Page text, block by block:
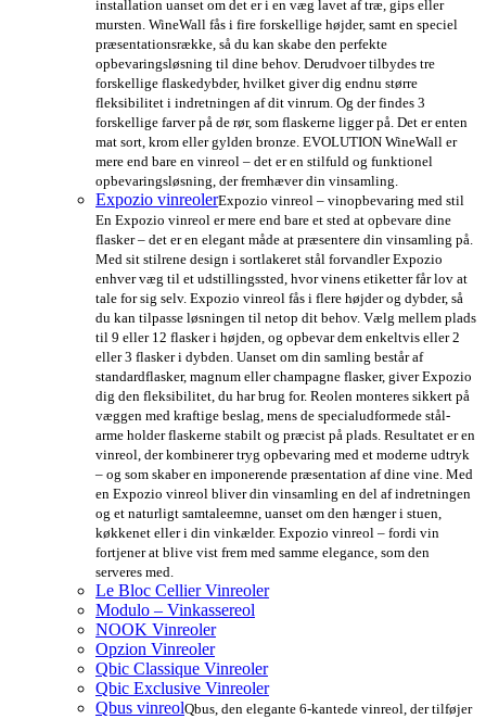
installation uanset om det er i en væg lavet af træ, gips eller
mursten. WineWall fås i fire forskellige højder, samt en speciel
præsentationsrække, så du kan skabe den perfekte
opbevaringsløsning til dine behov. Derudvoer tilbydes tre
forskellige flaskedybder, hvilket giver dig endnu større
fleksibilitet i indretningen af dit vinrum. Og der findes 3
forskellige farver på de rør, som flaskerne ligger på. Det er enten
mat sort, krom eller gylden bronze. EVOLUTION WineWall er
mere end bare en vinreol – det er en stilfuld og funktionel
opbevaringsløsning, der fremhæver din vinsamling.
Expozio vinreolerExpozio vinreol – vinopbevaring med stil
En Expozio vinreol er mere end bare et sted at opbevare dine
flasker – det er en elegant måde at præsentere din vinsamling på.
Med sit stilrene design i sortlakeret stål forvandler Expozio
enhver væg til et udstillingssted, hvor vinens etiketter får lov at
tale for sig selv. Expozio vinreol fås i flere højder og dybder, så
du kan tilpasse løsningen til netop dit behov. Vælg mellem plads
til 9 eller 12 flasker i højden, og opbevar dem enkeltvis eller 2
eller 3 flasker i dybden. Uanset om din samling består af
standardflasker, magnum eller champagne flasker, giver Expozio
dig den fleksibilitet, du har brug for. Reolen monteres sikkert på
væggen med kraftige beslag, mens de specialudformede stål-
arme holder flaskerne stabilt og præcist på plads. Resultatet er en
vinreol, der kombinerer tryg opbevaring med et moderne udtryk
– og som skaber en imponerende præsentation af dine vine. Med
en Expozio vinreol bliver din vinsamling en del af indretningen
og et naturligt samtaleemne, uanset om den hænger i stuen,
køkkenet eller i din vinkælder. Expozio vinreol – fordi vin
fortjener at blive vist frem med samme elegance, som den
serveres med.
Le Bloc Cellier Vinreoler
Modulo – Vinkassereol
NOOK Vinreoler
Opzion Vinreoler
Qbic Classique Vinreoler
Qbic Exclusive Vinreoler
Qbus vinreolQbus, den elegante 6-kantede vinreol, der tilføjer